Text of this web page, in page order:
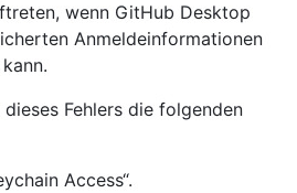
wenn GitHub Desktop
Anmeldeinformationen
dieses Fehlers die folgenden
Access“.